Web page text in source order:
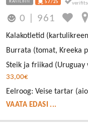
RÄNILINN 57/25
0 961
Kalakotletid
Burrata (tomat, Kreeka
Steik ja friikad (Uruguay
33,00€
Eelroog: Veise tartar
VAATA EDASI ...